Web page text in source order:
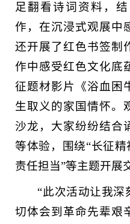
足翻看诗词资料，
作，在沉浸式观展中
还开展了红色书签制
作中感受红色文化底
征题材影片《浴血困
生取义的家国情怀。
沙龙，大家纷纷结合
等体验，围绕“长征
责任担当”等主题开展
“此次活动让我
切体会到革命先辈艰